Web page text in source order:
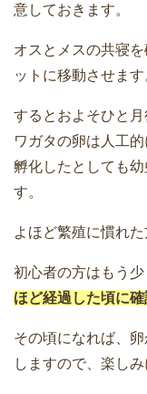
意しておきます。
オスとメスの共寝
ットに移動させます
するとおよそひと
ワガタの卵は人工
孵化したとしても
す。
よほど繁殖に慣れ
初心者の方はもう少
ほど経過した頃に
その頃になれば、
しますので、楽し